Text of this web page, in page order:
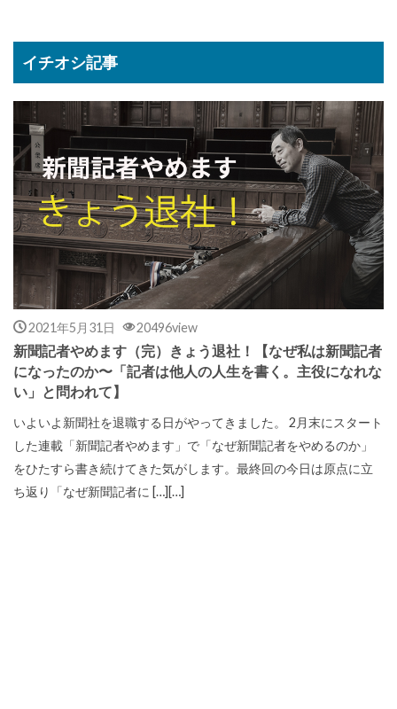
イチオシ記事
2021年5月31日 20496view
新聞記者やめます（完）きょう退社！【なぜ私は新聞記者
になったのか〜「記者は他人の人生を書く。主役になれな
い」と問われて】
いよいよ新聞社を退職する日がやってきました。 2月末にスタート
した連載「新聞記者やめます」で「なぜ新聞記者をやめるのか」
をひたすら書き続けてきた気がします。最終回の今日は原点に立
ち返り「なぜ新聞記者に […][…]